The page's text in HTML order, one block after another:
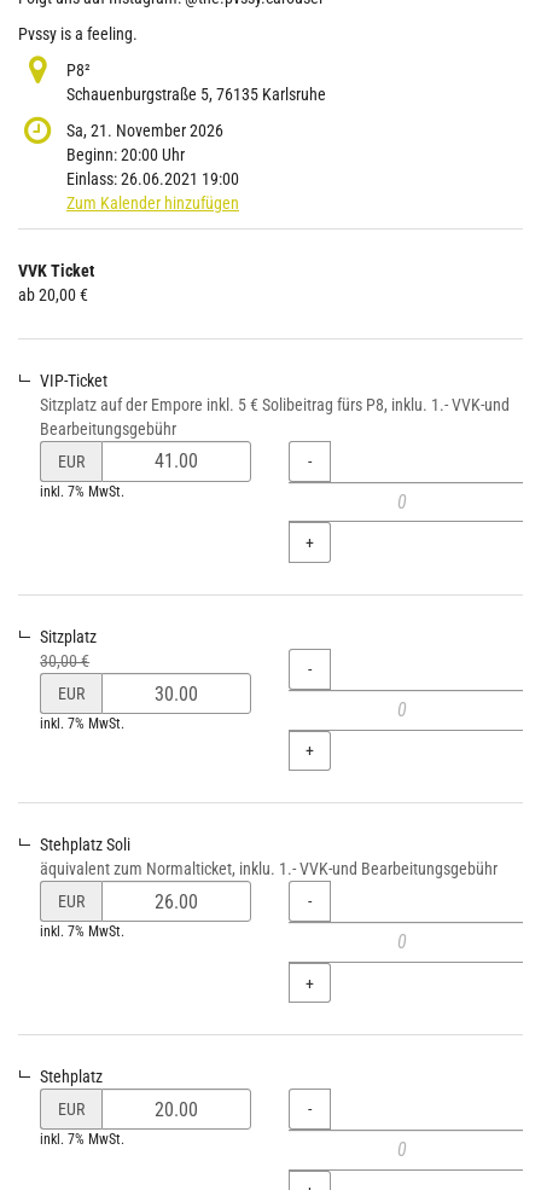
Pvssy is a feeling.
P8²
Schauenburgstraße 5, 76135 Karlsruhe
Sa, 21. November 2026
Beginn:20:00Uhr
Einlass:26.06.2021 19:00
Zum Kalender hinzufügen
Unkategorisierte
VVK Ticket
ab 20,00 €
VIP-Ticket
Sitzplatz auf der Empore inkl. 5 € Solibeitrag fürs P8, inklu. 1.- VVK-und
Bearbeitungsgebühr
Preis
von
VIP-
EUR
inkl. 7% MwSt.
Menge
-
+
Sitzplatz
Ursprünglicher
Preis:
30,00 €
Preis
von
Sitzplatz
EUR
inkl. 7% MwSt.
Menge
-
+
Stehplatz Soli
äquivalent zum Normalticket, inklu. 1.- VVK-und Bearbeitungsgebühr
Preis
von
Stehplatz
EUR
inkl. 7% MwSt.
Menge
-
+
Stehplatz
Preis
von
Stehplatz
EUR
inkl. 7% MwSt.
Menge
-